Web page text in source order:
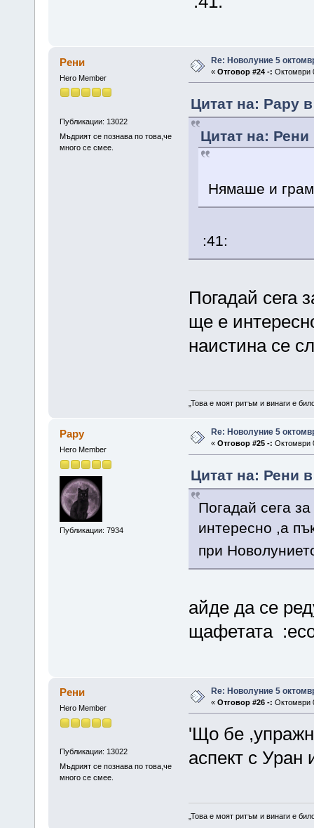
Рени
Hero Member
Публикации: 13022
Мъдрият се познава по това,че
много се смее.
Re: Новолуние 5
« Отговор #24 -: Октомври
Цитат на: Papy
Цитат на:
Нямаше и
:41:
Погадай сега
ще е
наистина се
„Това е моят ритъм и винаги е
Papy
Hero Member
Публикации: 7934
Re: Новолуние 5
« Отговор #25 -: Октомври
Цитат на: Рени
Погадай сега
интересно ,а
при
айде да се
щафетата
Рени
Hero Member
Публикации: 13022
Мъдрият се познава по това,че
много се смее.
Re: Новолуние 5
« Отговор #26 -: Октомври
'Що бе
аспект с
„Това е моят ритъм и винаги е